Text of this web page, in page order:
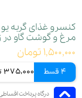
کنسرو غذای گربه
مرغ و گوشت گاو در ژله
۱,۵۰۰,۰۰۰ تومان
4 قسط 375,000 تومانی